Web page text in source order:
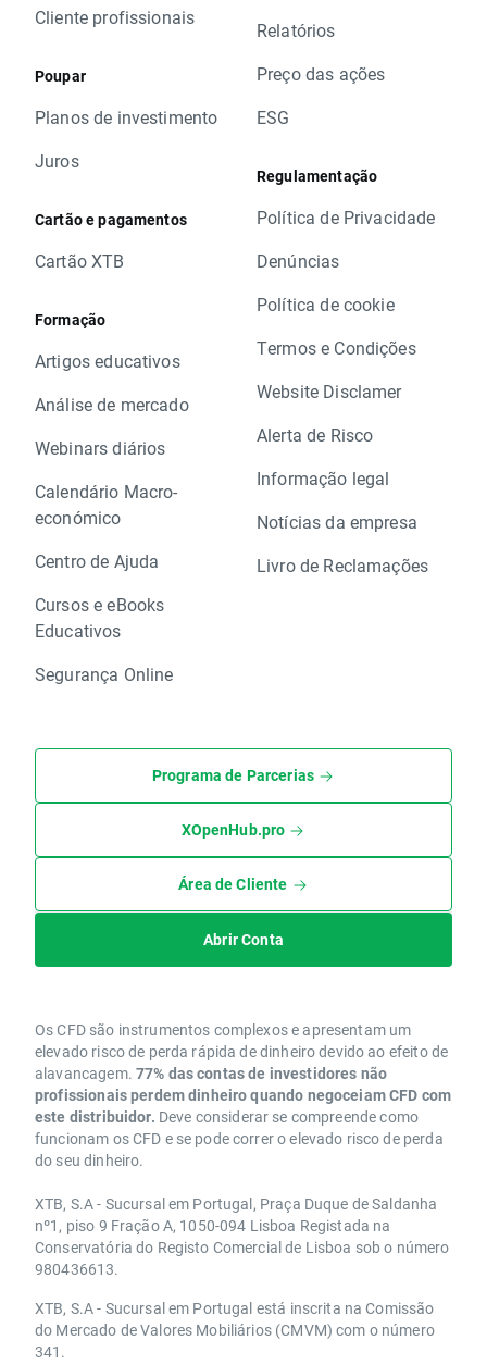
Cliente profissionais
Poupar
Planos de investimento
Juros
Cartão e pagamentos
Cartão XTB
Formação
Artigos educativos
Análise de mercado
Webinars diários
Calendário Macro-
económico
Centro de Ajuda
Cursos e eBooks
Educativos
Segurança Online
Relatórios
Preço das ações
ESG
Regulamentação
Política de Privacidade
Denúncias
Política de cookie
Termos e Condições
Website Disclamer
Alerta de Risco
Informação legal
Notícias da empresa
Livro de Reclamações
Programa de Parcerias
XOpenHub.pro
Área de Cliente
Abrir Conta
Os CFD são instrumentos complexos e apresentam um
elevado risco de perda rápida de dinheiro devido ao efeito de
alavancagem. 77% das contas de investidores não
profissionais perdem dinheiro quando negoceiam CFD com
este distribuidor. Deve considerar se compreende como
funcionam os CFD e se pode correr o elevado risco de perda
do seu dinheiro.
XTB, S.A - Sucursal em Portugal, Praça Duque de Saldanha
nº1, piso 9 Fração A, 1050-094 Lisboa Registada na
Conservatória do Registo Comercial de Lisboa sob o número
980436613.
XTB, S.A - Sucursal em Portugal está inscrita na Comissão
do Mercado de Valores Mobiliários (CMVM) com o número
341.